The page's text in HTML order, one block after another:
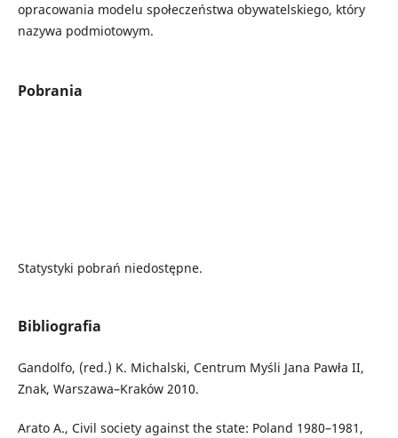
opracowania modelu społeczeństwa obywatelskiego, który
nazywa podmiotowym.
Pobrania
Statystyki pobrań niedostępne.
Bibliografia
Gandolfo, (red.) K. Michalski, Centrum Myśli Jana Pawła II,
Znak, Warszawa–Kraków 2010.
Arato A., Civil society against the state: Poland 1980–1981,